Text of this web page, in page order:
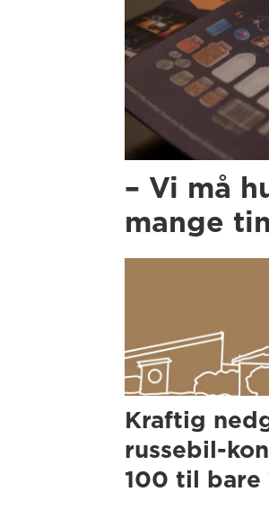
– Vi må
mange
Kraftig
russebil-
100 til bare